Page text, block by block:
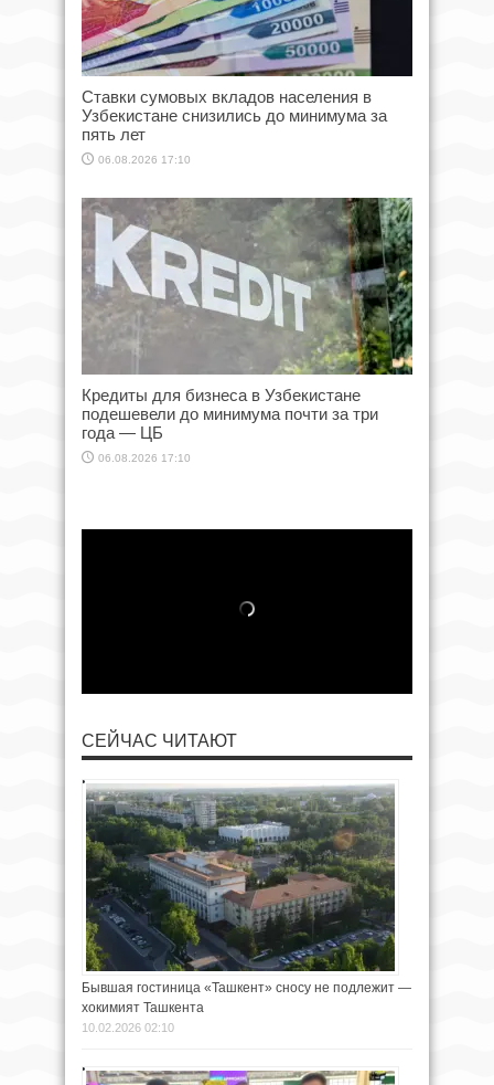
Ставки сумовых вкладов населения в
Узбекистане снизились до минимума за
пять лет
06.08.2026 17:10
Кредиты для бизнеса в Узбекистане
подешевели до минимума почти за три
года — ЦБ
06.08.2026 17:10
СЕЙЧАС ЧИТАЮТ
Бывшая гостиница «Ташкент» сносу не подлежит —
хокимият Ташкента
10.02.2026 02:10